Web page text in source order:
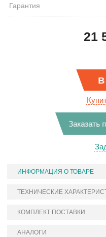
Гарантия
21
В
Заказать
ИНФОРМАЦИЯ О ТОВАРЕ
ТЕХНИЧЕСКИЕ
КОМПЛЕКТ ПОСТАВКИ
АНАЛОГИ